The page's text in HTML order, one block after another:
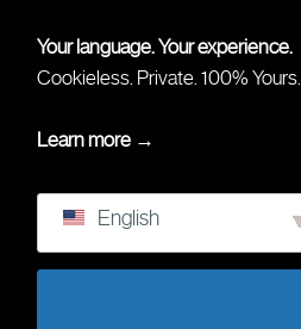
Your language. Your experience.
Cookieless. Private. 100% Yours.
Learn more →
English